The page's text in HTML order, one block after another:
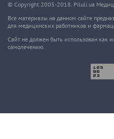
© Copyright 2005-2018. Piluli.ua
Все материалы на данном сайте
для медицинских работников и
Сайт не должен быть использован как
самолечению.